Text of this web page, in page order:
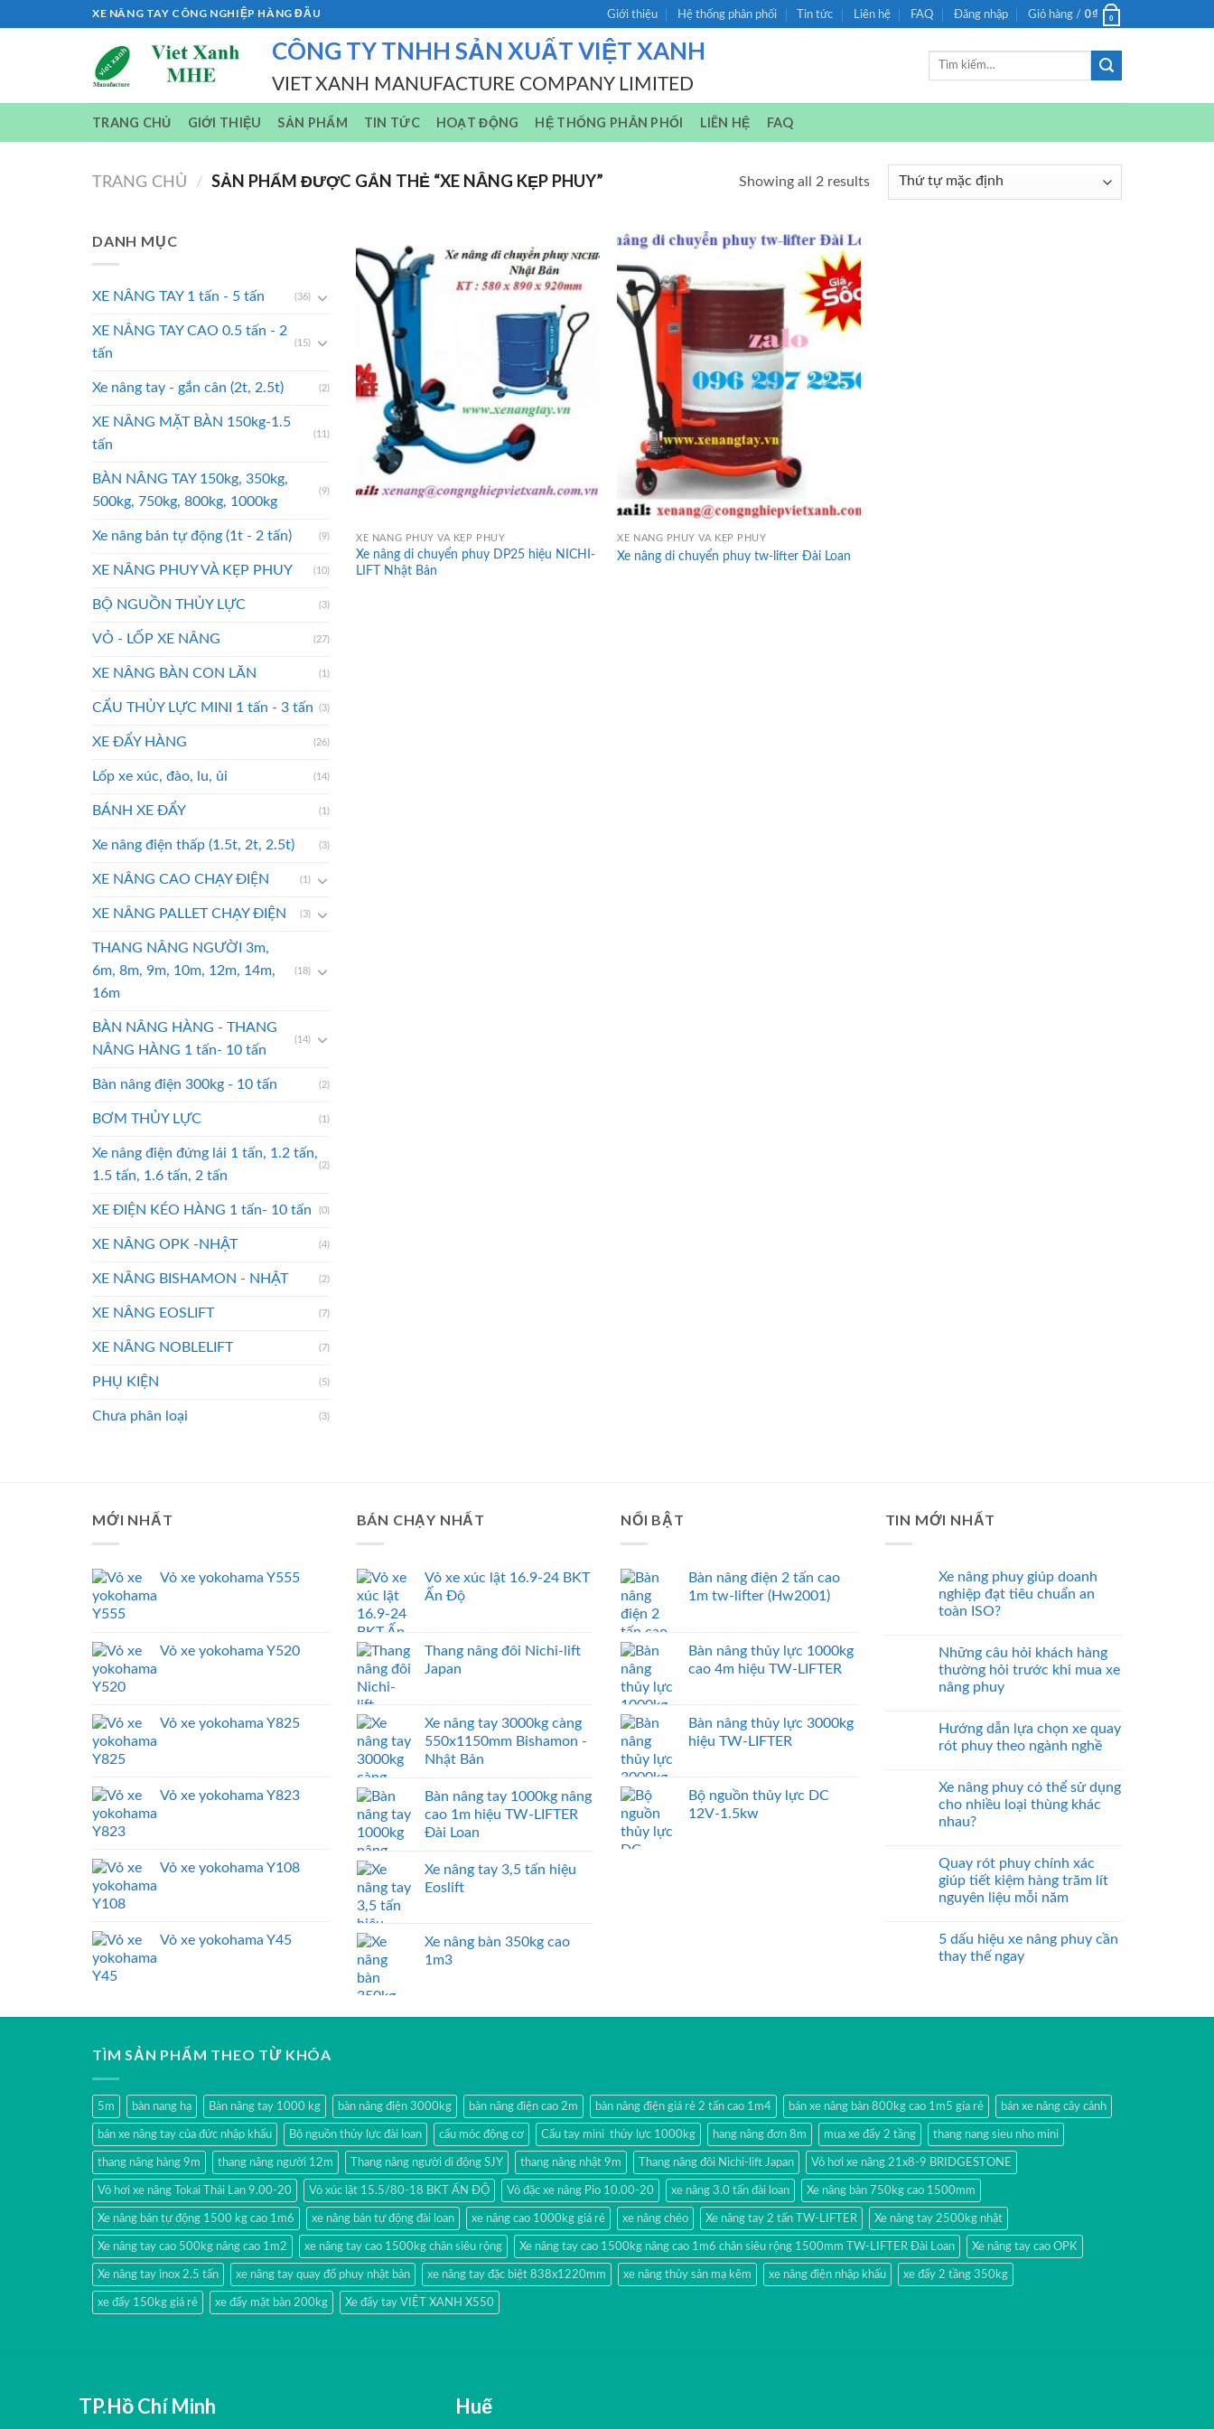
to
XE NÂNG TAY CÔNG NGHIỆP HÀNG ĐẦU Giới thiệu Hệ thống phân phối Tin tức Liên hệ FAQ Đăng nhập Giỏ hàng / 0₫ 0
CÔNG TY TNHH SẢN XUẤT VIỆT XANH
VIET XANH MANUFACTURE COMPANY LIMITED
Tìm
TRANG CHỦ GIỚI THIỆU SẢN PHẨM TIN TỨC HOẠT ĐỘNG HỆ THỐNG PHÂN PHỐI LIÊN HỆ FAQ
TRANG CHỦ / SẢN PHẨM ĐƯỢC GẮN THẺ “XE NÂNG KẸP PHUY” Showing all 2 results
DANH MỤC
XE NÂNG TAY 1 tấn - 5 tấn (36)
XE NÂNG TAY CAO 0.5 tấn - 2
tấn
(15)
Xe nâng tay - gắn cân (2t, 2.5t) (2)
XE NÂNG MẶT BÀN 150kg-1.5
tấn
(11)
BÀN NÂNG TAY 150kg, 350kg,
500kg, 750kg, 800kg, 1000kg
(9)
Xe nâng bán tự động (1t - 2 tấn) (9)
XE NÂNG PHUY VÀ KẸP PHUY (10)
BỘ NGUỒN THỦY LỰC (3)
VỎ - LỐP XE NÂNG (27)
XE NÂNG BÀN CON LĂN (1)
CẨU THỦY LỰC MINI 1 tấn - 3 tấn (3)
XE ĐẨY HÀNG (26)
Lốp xe xúc, đào, lu, ủi (14)
BÁNH XE ĐẨY (1)
Xe nâng điện thấp (1.5t, 2t, 2.5t) (3)
XE NÂNG CAO CHẠY ĐIỆN (1)
XE NÂNG PALLET CHẠY ĐIỆN (3)
THANG NÂNG NGƯỜI 3m,
6m, 8m, 9m, 10m, 12m, 14m,
16m
(18)
BÀN NÂNG HÀNG - THANG
NÂNG HÀNG 1 tấn- 10 tấn
(14)
Bàn nâng điện 300kg - 10 tấn (2)
BƠM THỦY LỰC (1)
Xe nâng điện đứng lái 1 tấn, 1.2 tấn,
1.5 tấn, 1.6 tấn, 2 tấn
(2)
XE ĐIỆN KÉO HÀNG 1 tấn- 10 tấn (0)
XE NÂNG OPK -NHẬT (4)
XE NÂNG BISHAMON - NHẬT (2)
XE NÂNG EOSLIFT (7)
XE NÂNG NOBLELIFT (7)
PHỤ KIỆN (5)
Chưa phân loại (3)
XE NÂNG PHUY VÀ KẸP PHUY
Xe nâng di chuyển phuy DP25 hiệu NICHI-
LIFT Nhật Bản
XE NÂNG PHUY VÀ KẸP PHUY
Xe nâng di chuyển phuy tw-lifter Đài Loan
MỚI NHẤT
Vỏ xe yokohama Y555
Vỏ xe yokohama Y520
Vỏ xe yokohama Y825
Vỏ xe yokohama Y823
Vỏ xe yokohama Y108
Vỏ xe yokohama Y45
BÁN CHẠY NHẤT
Vỏ xe xúc lật 16.9-24 BKT
Ấn Độ
Thang nâng đôi Nichi-lift
Japan
Xe nâng tay 3000kg càng
550x1150mm Bishamon -
Nhật Bản
Bàn nâng tay 1000kg nâng
cao 1m hiệu TW-LIFTER
Đài Loan
Xe nâng tay 3,5 tấn hiệu
Eoslift
Xe nâng bàn 350kg cao
1m3
NỔI BẬT
Bàn nâng điện 2 tấn cao
1m tw-lifter (Hw2001)
Bàn nâng thủy lực 1000kg
cao 4m hiệu TW-LIFTER
Bàn nâng thủy lực 3000kg
hiệu TW-LIFTER
Bộ nguồn thủy lực DC
12V-1.5kw
TIN MỚI NHẤT
Xe nâng phuy giúp doanh
nghiệp đạt tiêu chuẩn an
toàn ISO?
Những câu hỏi khách hàng
thường hỏi trước khi mua xe
nâng phuy
Hướng dẫn lựa chọn xe quay
rót phuy theo ngành nghề
Xe nâng phuy có thể sử dụng
cho nhiều loại thùng khác
nhau?
Quay rót phuy chính xác
giúp tiết kiệm hàng trăm lít
nguyên liệu mỗi năm
5 dấu hiệu xe nâng phuy cần
thay thế ngay
TÌM SẢN PHẨM THEO TỪ KHÓA
5m bàn nang hạ Bàn nâng tay 1000 kg bàn nâng điện 3000kg bàn nâng điện cao 2m bàn nâng điện giá rẻ 2 tấn cao 1m4 bán xe nâng bàn 800kg cao 1m5 gía rẻ bán xe nâng cây cảnh
bán xe nâng tay của đức nhập khẩu Bộ nguồn thủy lực đài loan cẩu móc động cơ Cẩu tay mini thủy lực 1000kg hang nâng đơn 8m mua xe đẩy 2 tầng thang nang sieu nho mini
thang nâng hàng 9m thang nâng người 12m Thang nâng người di động SJY thang nâng nhật 9m Thang nâng đôi Nichi-lift Japan Vỏ hơi xe nâng 21x8-9 BRIDGESTONE
Vỏ hơi xe nâng Tokai Thái Lan 9.00-20 Vỏ xúc lật 15.5/80-18 BKT ẤN ĐỘ Vỏ đặc xe nâng Pio 10.00-20 xe nâng 3.0 tấn đài loan Xe nâng bàn 750kg cao 1500mm
Xe nâng bán tự động 1500 kg cao 1m6 xe nâng bán tự động đài loan xe nâng cao 1000kg giá rẻ xe nâng chéo Xe nâng tay 2 tấn TW-LIFTER Xe nâng tay 2500kg nhật
Xe nâng tay cao 500kg nâng cao 1m2 xe nâng tay cao 1500kg chân siêu rộng Xe nâng tay cao 1500kg nâng cao 1m6 chân siêu rộng 1500mm TW-LIFTER Đài Loan Xe nâng tay cao OPK
Xe nâng tay inox 2.5 tấn xe nâng tay quay đổ phuy nhật bản xe nâng tay đặc biệt 838x1220mm xe nâng thủy sản mạ kẽm xe nâng điện nhập khấu xe đẩy 2 tầng 350kg
xe đẩy 150kg giá rẻ xe đẩy mặt bàn 200kg Xe đẩy tay VIỆT XANH X550
TP.Hồ Chí Minh Huế